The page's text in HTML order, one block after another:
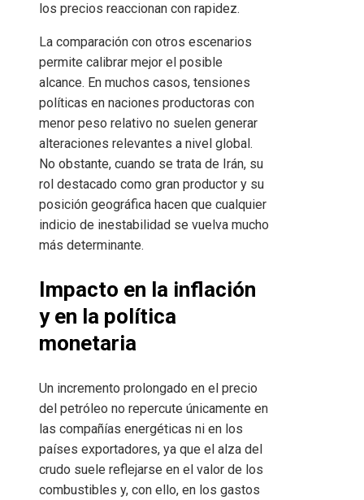
los precios reaccionan con rapidez.
La comparación con otros escenarios
permite calibrar mejor el posible
alcance. En muchos casos, tensiones
políticas en naciones productoras con
menor peso relativo no suelen generar
alteraciones relevantes a nivel global.
No obstante, cuando se trata de Irán, su
rol destacado como gran productor y su
posición geográfica hacen que cualquier
indicio de inestabilidad se vuelva mucho
más determinante.
Impacto en la inflación
y en la política
monetaria
Un incremento prolongado en el precio
del petróleo no repercute únicamente en
las compañías energéticas ni en los
países exportadores, ya que el alza del
crudo suele reflejarse en el valor de los
combustibles y, con ello, en los gastos